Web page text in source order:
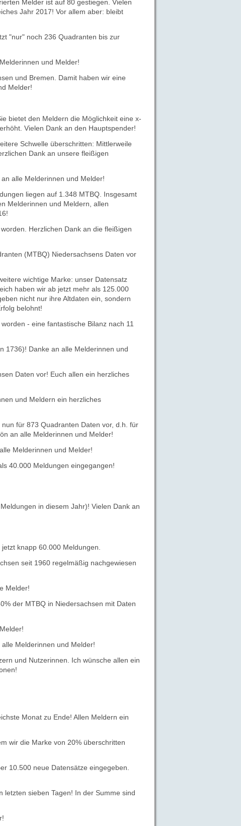
Melder ist auf 80 gestiegen. Vielen
Jahr 2017! Vor allem aber: bleibt
"nur" noch 236 Quadranten bis zur
und Melder!
und Bremen. Damit haben wir eine
Melder!
bietet den Meldern die Möglichkeit eine x-
Vielen Dank an den Hauptspender!
Schwelle überschritten: Mittlerweile
Dank an unsere fleißigen
alle Melderinnen und Melder!
liegen auf 1.348 MTBQ. Insgesamt
Melderinnen und Meldern, allen
Herzlichen Dank an die fleißigen
(MTBQ) Niedersachsens Daten vor
wichtige Marke: unser Datensatz
haben wir ab jetzt mehr als 125.000
nicht nur ihre Altdaten ein, sondern
belohnt!
- eine fantastische Bilanz nach 11
1736)! Danke an alle Melderinnen und
Daten vor! Euch allen ein herzliches
und Meldern ein herzliches
für 873 Quadranten Daten vor, d.h. für
an alle Melderinnen und Melder!
Melderinnen und Melder!
40.000 Meldungen eingegangen!
in diesem Jahr)! Vielen Dank an
knapp 60.000 Meldungen.
seit 1960 regelmäßig nachgewiesen
Melder!
der MTBQ in Niedersachsen mit Daten
Melderinnen und Melder!
und Nutzerinnen. Ich wünsche allen ein
Monat zu Ende! Allen Meldern ein
wir die Marke von 20% überschritten
10.500 neue Datensätze eingegeben.
letzten sieben Tagen! In der Summe sind